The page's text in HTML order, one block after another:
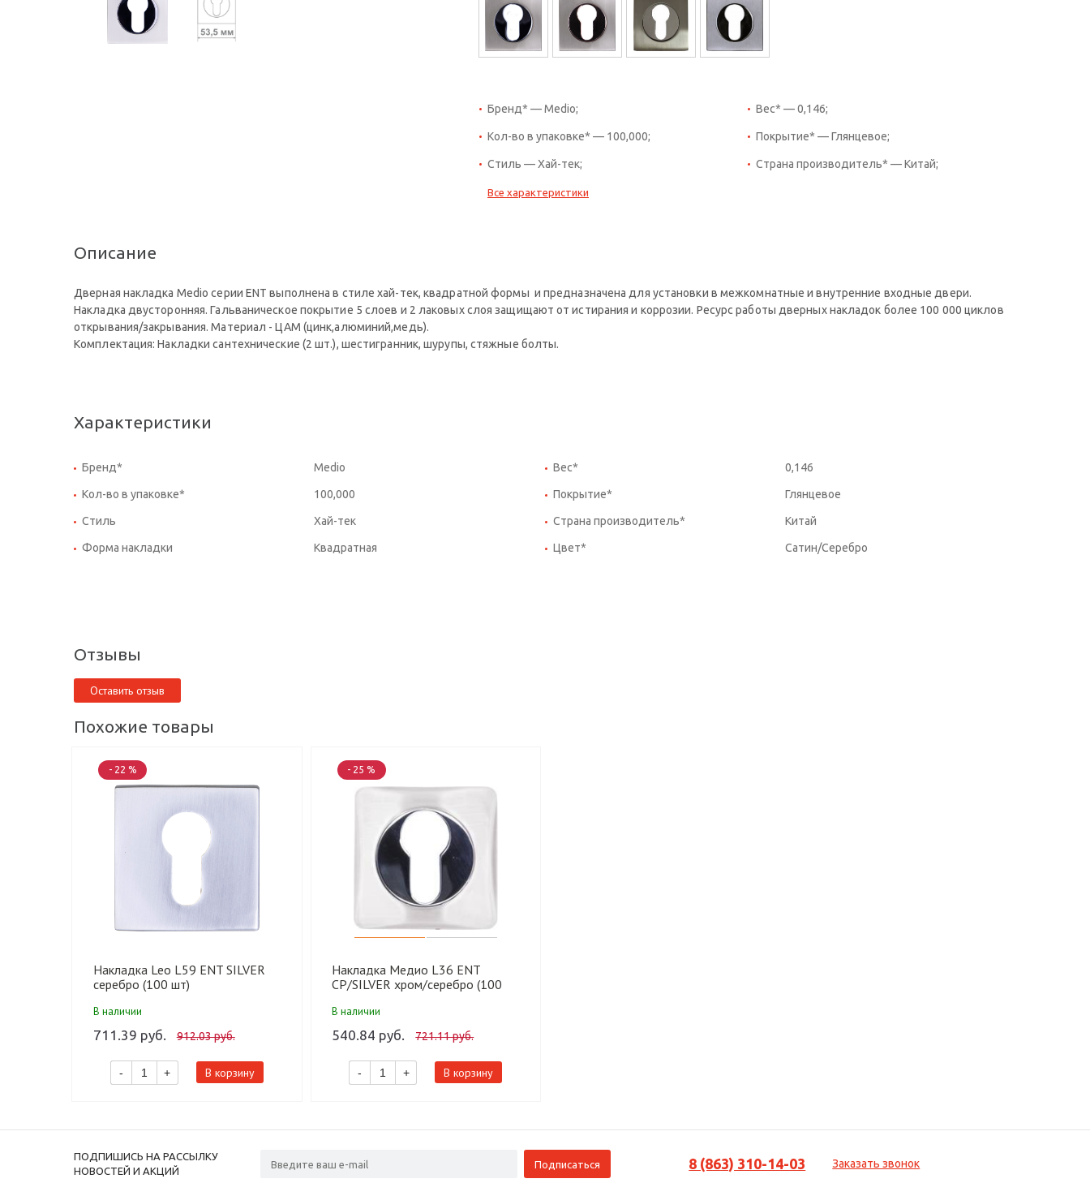
Бренд* — Medio; Вес* — 0,146;
Кол-во в упаковке* — 100,000; Покрытие* — Глянцевое;
Стиль — Хай-тек; Страна производитель* — Китай;
Все характеристики
Описание
Дверная накладка Мedio серии ENT выполнена в стиле хай-тек, квадратной формы и предназначена для установки в межкомнатные и внутренние входные двери.
Накладка двусторонняя. Гальваническое покрытие 5 слоев и 2 лаковых слоя защищают от истирания и коррозии. Ресурс работы дверных накладок более 100 000 циклов
открывания/закрывания. Материал - ЦАМ (цинк,алюминий,медь).
Комплектация: Накладки сантехнические (2 шт.), шестигранник, шурупы, стяжные болты.
Характеристики
Бренд* Medio Вес* 0,146
Кол-во в упаковке* 100,000 Покрытие* Глянцевое
Стиль Хай-тек Страна производитель* Китай
Форма накладки Квадратная Цвет* Сатин/Серебро
Отзывы
Оставить отзыв
Похожие товары
- 22 %
Накладка Leo L59 ENT SILVER
серебро (100 шт)
В наличии
711.39 руб. 912.03 руб.
- + В корзину
- 25 %
Накладка Медио L36 ENT
CP/SILVER хром/серебро (100
В наличии
540.84 руб. 721.11 руб.
- + В корзину
ПОДПИШИСЬ НА РАССЫЛКУ
НОВОСТЕЙ И АКЦИЙ
8 (863) 310-14-03 Заказать звонок